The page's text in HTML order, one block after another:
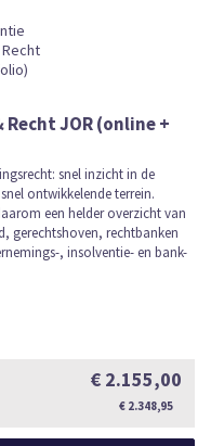
JOR (online +
snel inzicht in de
ontwikkelende terrein.
een helder overzicht van
gerechtshoven, rechtbanken
, insolventie- en bank-
€ 2.155,00
€ 2.348,95